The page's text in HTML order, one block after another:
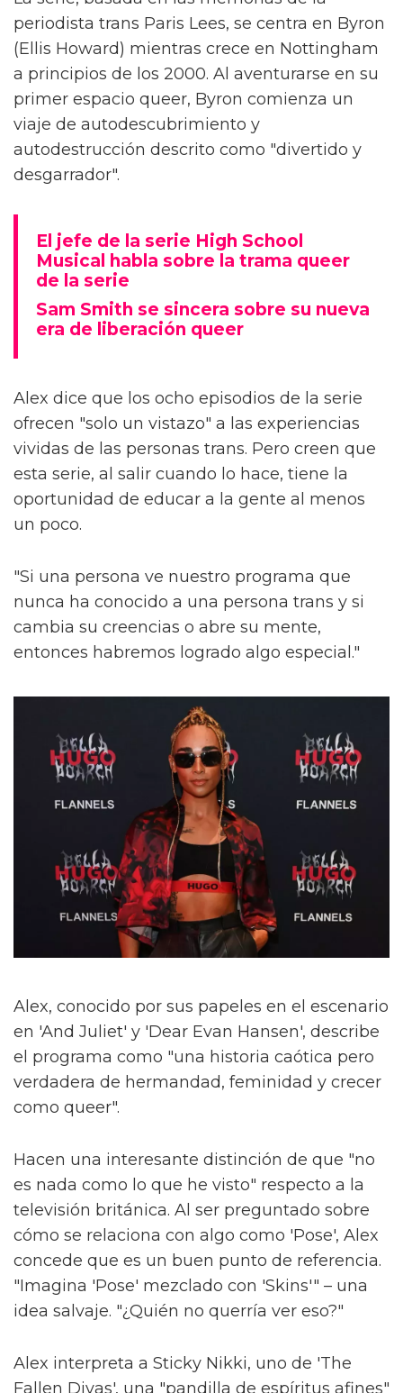
periodista trans Paris Lees, se centra en Byron
(Ellis Howard) mientras crece en Nottingham
a principios de los 2000. Al aventurarse en su
primer espacio queer, Byron comienza un
viaje de autodescubrimiento y
autodestrucción descrito como "divertido y
desgarrador".
El jefe de la serie High School
Musical habla sobre la trama queer
de la serie
Sam Smith se sincera sobre su nueva
era de liberación queer
Alex dice que los ocho episodios de la serie
ofrecen "solo un vistazo" a las experiencias
vividas de las personas trans. Pero creen que
esta serie, al salir cuando lo hace, tiene la
oportunidad de educar a la gente al menos
un poco.
"Si una persona ve nuestro programa que
nunca ha conocido a una persona trans y si
cambia su creencias o abre su mente,
entonces habremos logrado algo especial."
Alex, conocido por sus papeles en el escenario
en 'And Juliet' y 'Dear Evan Hansen', describe
el programa como "una historia caótica pero
verdadera de hermandad, feminidad y crecer
como queer".
Hacen una interesante distinción de que "no
es nada como lo que he visto" respecto a la
televisión británica. Al ser preguntado sobre
cómo se relaciona con algo como 'Pose', Alex
concede que es un buen punto de referencia.
"Imagina 'Pose' mezclado con 'Skins'" – una
idea salvaje. "¿Quién no querría ver eso?"
Alex interpreta a Sticky Nikki, uno de 'The
Fallen Divas', una "pandilla de espíritus afines"